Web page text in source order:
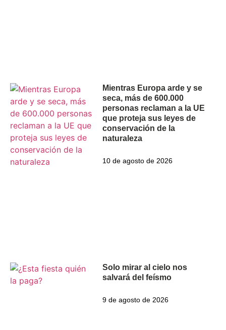
Mientras Europa arde y se
seca, más de 600.000
personas reclaman a la UE
que proteja sus leyes de
conservación de la
naturaleza
10 de agosto de 2026
Solo mirar al cielo nos
salvará del feísmo
9 de agosto de 2026